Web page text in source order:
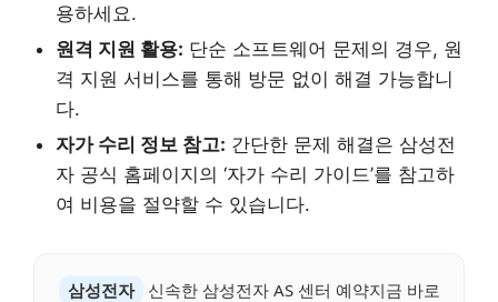
용하세요.
원격 지원 활용: 단순 소프트웨어 문제의 경우, 원
격 지원 서비스를 통해 방문 없이 해결 가능합니
다.
자가 수리 정보 참고: 간단한 문제 해결은 삼성전
자 공식 홈페이지의 ‘자가 수리 가이드’를 참고하
여 비용을 절약할 수 있습니다.
삼성전자
신속한 삼성전자 AS 센터 예약지금 바로